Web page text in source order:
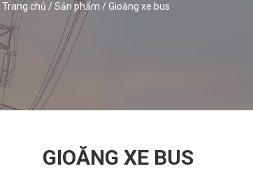
Trang chủ / Sản phẩm / Gioăng xe bus
GIOĂNG XE BUS